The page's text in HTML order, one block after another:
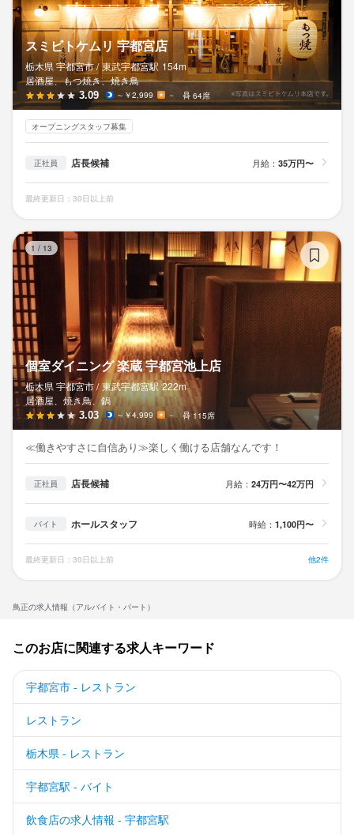
鳥正の求人情報（アルバイト・パート）
スミビトケムリ 宇都宮店
栃木県 宇都宮市 / 東武宇都宮駅 154m
居酒屋、もつ焼き、焼き鳥
3.09 ～￥2,999 － 64席
オープニングスタッフ募集
正社員 店長候補 月給： 35万円〜
最終更新日：30日以上前
1 / 13
個室ダイニング 楽蔵 宇都宮池上店
栃木県 宇都宮市 / 東武宇都宮駅 222m
居酒屋、焼き鳥、鍋
3.03 ～￥4,999 － 115席
≪働きやすさに自信あり≫楽しく働ける店舗なんです！
正社員 店長候補 月給： 24万円〜42万円
バイト ホールスタッフ 時給： 1,100円〜
最終更新日：30日以上前 他2件
このお店に関連する求人キーワード
宇都宮市 - レストラン
レストラン
栃木県 - レストラン
宇都宮駅 - バイト
飲食店の求人情報 - 宇都宮駅